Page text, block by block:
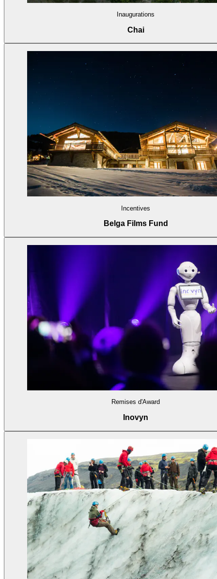
Inaugurations
Chai
Incentives
Belga Films Fund
Remises d'Award
Inovyn